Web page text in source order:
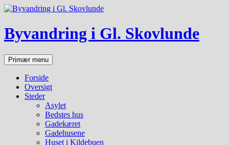
Hop
indhold
Byvandring i Gl. Skovlunde
SøgPrimær menu
Forside
Oversigt
Steder
Asylet
Bedstes hus
Gadekæret
Gadehusene
Huset i Kildebuen